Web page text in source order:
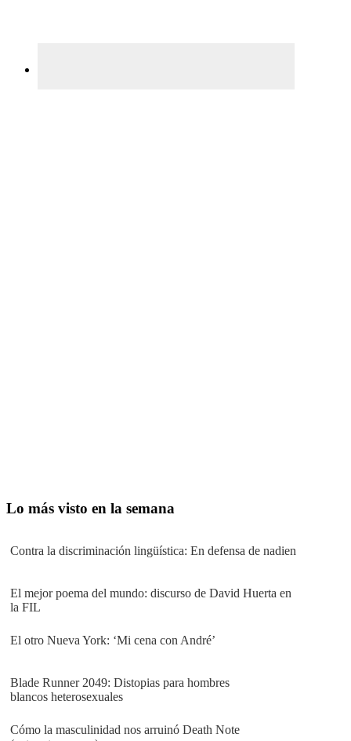
Lo más visto en la semana
Contra la discriminación lingüística: En defensa de nadien
El mejor poema del mundo: discurso de David Huerta en
la FIL
El otro Nueva York: ‘Mi cena con André’
Blade Runner 2049: Distopias para hombres
blancos heterosexuales
Cómo la masculinidad nos arruinó Death Note